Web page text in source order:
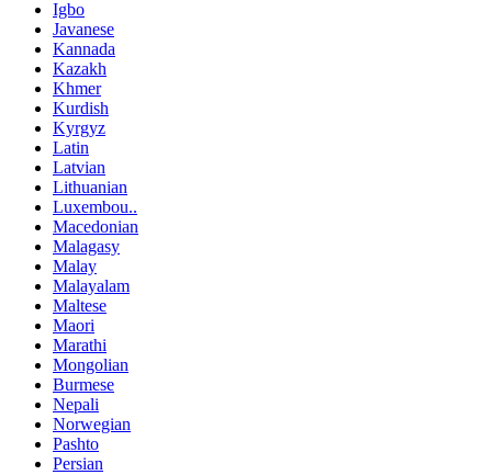
Igbo
Javanese
Kannada
Kazakh
Khmer
Kurdish
Kyrgyz
Latin
Latvian
Lithuanian
Luxembou..
Macedonian
Malagasy
Malay
Malayalam
Maltese
Maori
Marathi
Mongolian
Burmese
Nepali
Norwegian
Pashto
Persian